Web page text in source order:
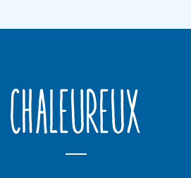
Chaleureux